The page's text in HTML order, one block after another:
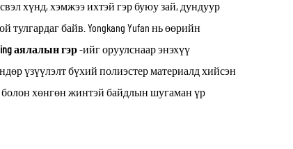
хүнд, хэмжээ ихтэй гэр буюу зай, дундуур
байв. Yongkang Yufan нь өөрийн
аялалын гэр-ийг оруулснаар энэхүү
үзүүлэлт бүхий полиэстер материалд хийсэн
болон хөнгөн жинтэй байдлын шугаман үр